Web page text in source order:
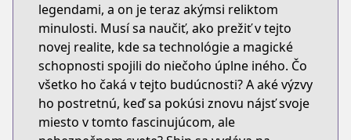
legendami, a on je teraz akýmsi reliktom
minulosti. Musí sa naučiť, ako prežiť v tejto
novej realite, kde sa technológie a magické
schopnosti spojili do niečoho úplne iného. Čo
všetko ho čaká v tejto budúcnosti? A aké výzvy
ho postretnú, keď sa pokúsi znovu nájsť svoje
miesto v tomto fascinujúcom, ale